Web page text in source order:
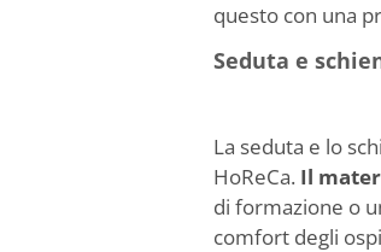
questo con una
Seduta e
La seduta e lo
HoReCa. Il
di formazione o
comfort degli